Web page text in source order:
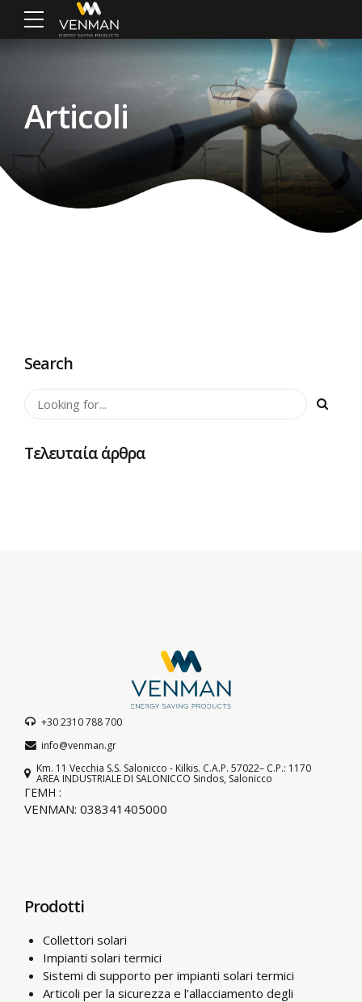
Articoli
Search
Τελευταία άρθρα
+30 2310 788 700
info@venman.gr
Km. 11 Vecchia S.S. Salonicco - Kilkis. C.A.P. 57022– C.P.: 1170
AREA INDUSTRIALE DI SALONICCO Sindos, Salonicco
ΓΕΜΗ :
VENMAN: 038341405000
Prodotti
Collettori solari
Impianti solari termici
Sistemi di supporto per impianti solari termici
Articoli per la sicurezza e l’allacciamento degli